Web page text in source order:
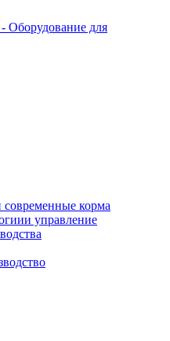
корма
управление